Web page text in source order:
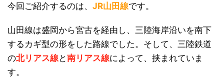
今回ご紹介するのは、 JR山田線です。
山田線は盛岡から宮古を経由し、三陸海岸沿いを南下
するカギ型の形をした路線でした。そして、三陸鉄道
の北リアス線と南リアス線によって、挟まれていま
す。